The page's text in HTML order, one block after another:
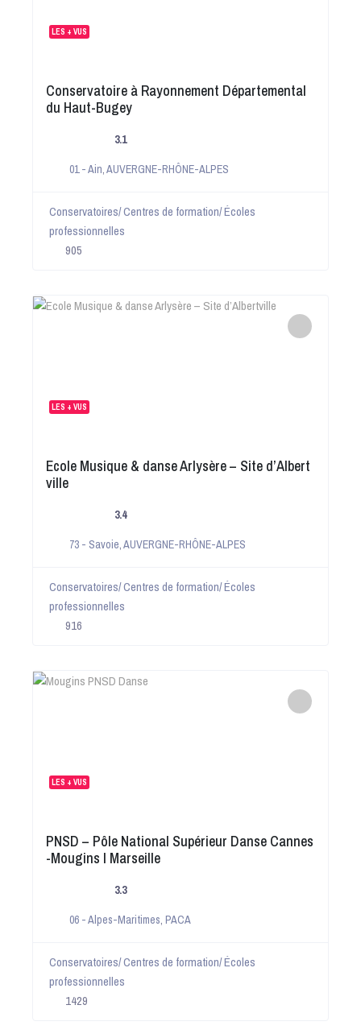
LES + VUS
Conservatoire à Rayonnement Départemental
du Haut-Bugey
3.1
01 - Ain,AUVERGNE-RHÔNE-ALPES
Conservatoires/ Centres de formation/ Écoles
professionnelles
905
LES + VUS
Ecole Musique & danse Arlysère – Site d’Albert
ville
3.4
73 - Savoie,AUVERGNE-RHÔNE-ALPES
Conservatoires/ Centres de formation/ Écoles
professionnelles
916
LES + VUS
PNSD – Pôle National Supérieur Danse Cannes
-Mougins I Marseille
3.3
06 - Alpes-Maritimes, PACA
Conservatoires/ Centres de formation/ Écoles
professionnelles
1429